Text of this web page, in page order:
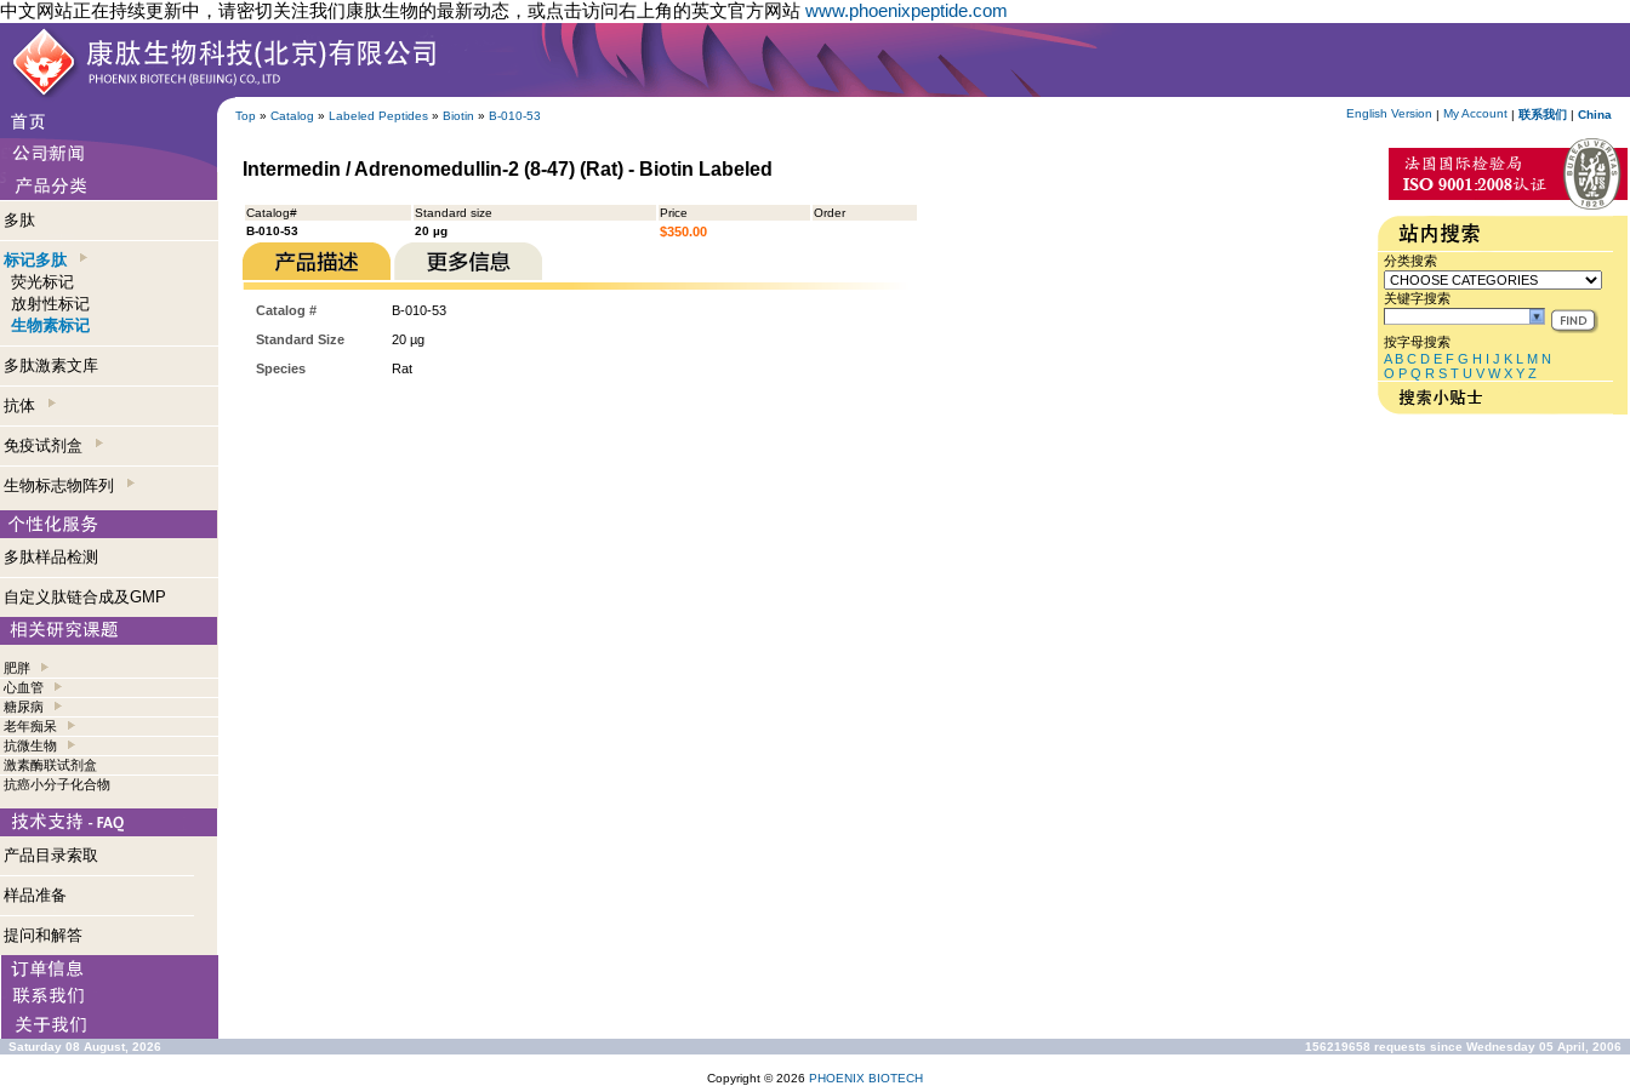
中文网站正在持续更新中，请密切关注我们康肽生物的最新动态，或点击访问右上角的英文官方网站 www.phoenixpeptide.com
Top » Catalog » Labeled Peptides » Biotin » B-010-53 English Version | My Account | 联系我们 | China
多肽
标记多肽
荧光标记
放射性标记
生物素标记
多肽激素文库
抗体
免疫试剂盒
生物标志物阵列
多肽样品检测
自定义肽链合成及GMP
肥胖
心血管
糖尿病
老年痴呆
抗微生物
激素酶联试剂盒
抗癌小分子化合物
产品目录索取
样品准备
提问和解答
Intermedin / Adrenomedullin-2 (8-47) (Rat) - Biotin Labeled
Catalog# Standard size Price
Order
B-010-53
20 µg $350.00
Catalog #
B-010-53
Standard Size
20 µg
Species
Rat
分类搜索
关键字搜索
按字母搜索
A B C D E F G H I J K L M N
O P Q R S T U V W X Y Z
Saturday 08 August, 2026 156219658 requests since Wednesday 05 April, 2006
Copyright © 2026 PHOENIX BIOTECH